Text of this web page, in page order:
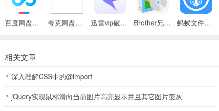
百度网盘绿色免安装Pc电脑版 夸克网盘官方正式版 迅雷vip破解版永久会员2024版 Brother兄弟 MFC-8480DN多功能一体机ISIS驱动 蚂蚁文件（数据恢复大师）
相关文章
深入理解CSS中的@import
jQuery实现鼠标滑向当前图片高亮显示并且其它图片变灰